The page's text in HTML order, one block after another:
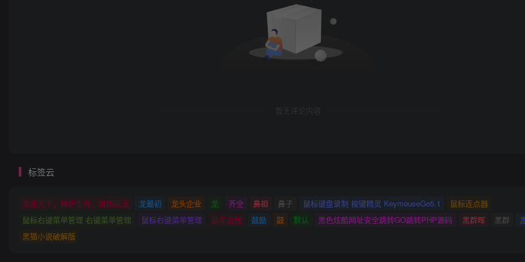
暂无评论内容
标签云
龙途天下，神炉生肖，熔铸玩法 龙最初 龙头企业 龙 齐全 鼻祖 鼻子 鼠标键盘录制 按键精灵 KeymouseGo5.1
鼠标连点器
鼠标右键菜单管理 右键菜单管理
鼠标右键菜单管理 鼠年运程 鼓励 鼓 默认 黑色炫酷网址安全跳转GO跳转PHP源码 黑群晖 黑群
黑猫小说破解版